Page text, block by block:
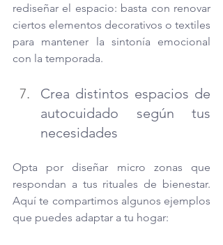
rediseñar el espacio: basta con renovar
ciertos elementos decorativos o textiles
para mantener la sintonía emocional
con la temporada.
Crea distintos espacios de
autocuidado según tus
necesidades
Opta por diseñar micro zonas que
respondan a tus rituales de bienestar.
Aquí te compartimos algunos ejemplos
que puedes adaptar a tu hogar: